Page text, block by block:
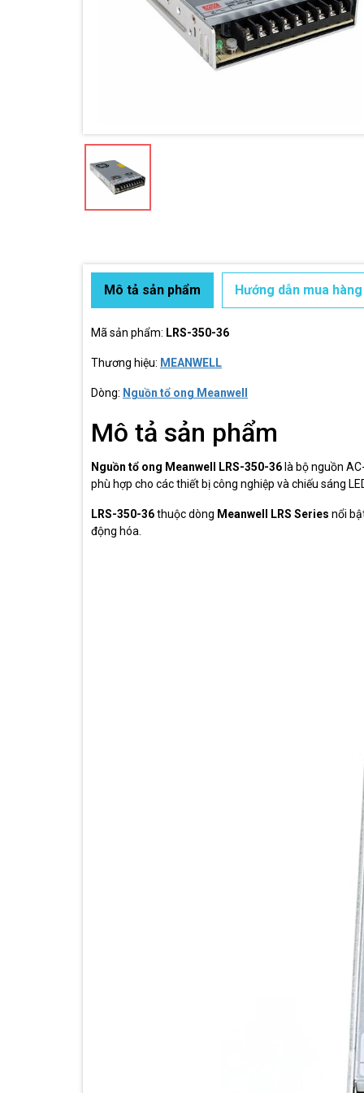
Mô tả sản phẩm Hướng dẫn mua hàng
Mã sản phẩm: LRS-350-36
Thương hiệu: MEANWELL
Dòng: Nguồn tổ ong Meanwell
Mô tả sản phẩm
Nguồn tổ ong Meanwell LRS-350-36là bộ nguồn
phù hợp cho các thiết bị công nghiệp và chiếu sáng
LRS-350-36thuộc dòng Meanwell LRS Series nổi
động hóa.